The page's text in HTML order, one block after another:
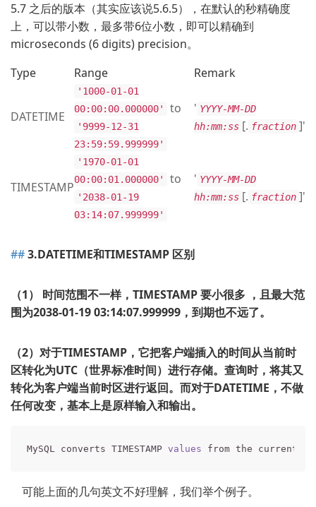
5.7 之后的版本（其实应该说5.6.5），在默认的秒精确度
上，可以带小数，最多带6位小数，即可以精确到
microseconds (6 digits) precision。
Type
Range Remark
DATETIME
'1000-01-01
00:00:00.000000'
to
'9999-12-31
23:59:59.999999'
' YYYY-MM-DD
hh:mm:ss [. fraction ]'
TIMESTAMP
'1970-01-01
00:00:01.000000'
to
'2038-01-19
03:14:07.999999'
' YYYY-MM-DD
hh:mm:ss [. fraction ]'
3.DATETIME和TIMESTAMP 区别
（1） 时间范围不一样，TIMESTAMP 要小很多 ，且最大范
围为2038-01-19 03:14:07.999999，到期也不远了。
（2）对于TIMESTAMP，它把客户端插入的时间从当前时
区转化为UTC（世界标准时间）进行存储。查询时，将其又
转化为客户端当前时区进行返回。而对于DATETIME，不做
任何改变，基本上是原样输入和输出。
MySQL converts TIMESTAMP values from the current
可能上面的几句英文不好理解，我们举个例子。